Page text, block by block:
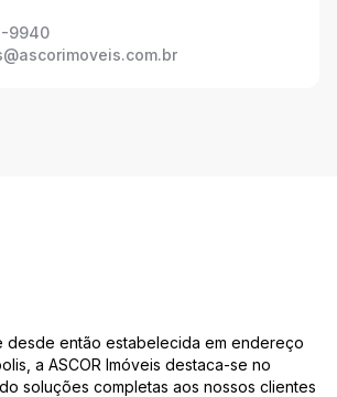
9940
desde então estabelecida em endereço
a ASCOR Imóveis destaca-se no
soluções completas aos nossos clientes